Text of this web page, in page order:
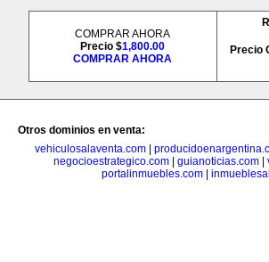
COMPRAR AHORA
Precio $1,800.00
COMPRAR AHORA
Precio
Otros dominios en venta:
vehiculosalaventa.com
negocioestrategico.com| guianoticias.com|
portalinmuebles.com|